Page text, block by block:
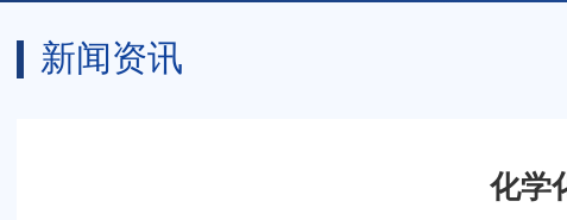
新闻资讯
化学